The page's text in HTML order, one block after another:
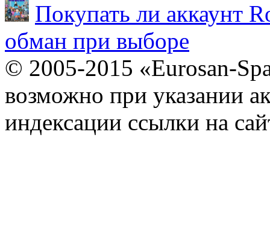
Покупать ли аккаунт
обман при выборе
© 2005-2015 «Eurosan-
возможно при указании
индексации ссылки на